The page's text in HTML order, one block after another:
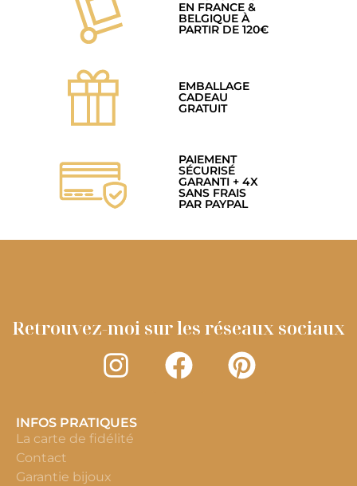
EN FRANCE &
BELGIQUE À
PARTIR DE 120€
EMBALLAGE
CADEAU
GRATUIT
PAIEMENT
SÉCURISÉ
GARANTI + 4X
SANS FRAIS
PAR PAYPAL
Retrouvez-moi sur les réseaux sociaux
INFOS PRATIQUES
La carte de fidélité
Contact
Garantie bijoux